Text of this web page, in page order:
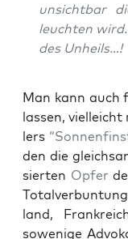
unsicht­bar
leuch­ten
des Unheils…!
Man kann auch
las­sen,
lers
den die
sier­ten Opfer
land,
sowe­ni­ge